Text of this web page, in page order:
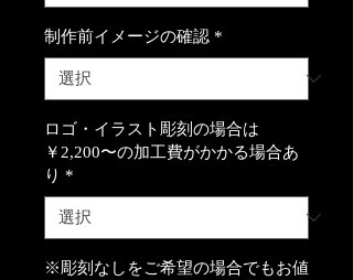
制作前イメージの確認 *
ロゴ・イラスト彫刻の場合は
￥2,200〜の加工費がかかる場合あ
り *
※彫刻なしをご希望の場合でもお値